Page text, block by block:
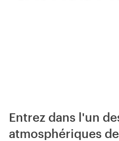
Entrez dans l'un
atmosphériques